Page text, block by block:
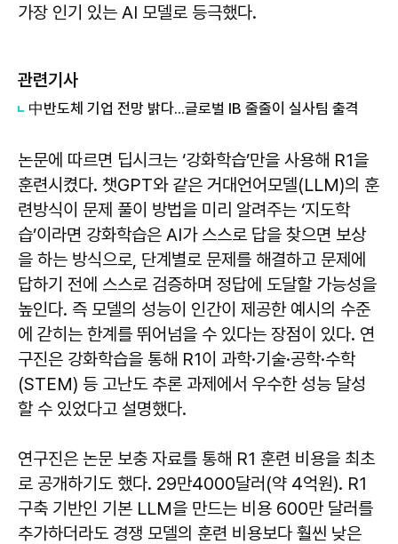
가장 인기 있는 AI 모델로 등극했다.
관련기사
中반도체 기업 전망 밝다...글로벌 IB 줄줄이 실사팀 출격
논문에 따르면 딥시크는 ‘강화학습’만을 사용해 R1을
훈련시켰다. 챗GPT와 같은 거대언어모델(LLM)의 훈
련방식이 문제 풀이 방법을 미리 알려주는 ‘지도학
습’이라면 강화학습은 AI가 스스로 답을 찾으면 보상
을 하는 방식으로, 단계별로 문제를 해결하고 문제에
답하기 전에 스스로 검증하며 정답에 도달할 가능성을
높인다. 즉 모델의 성능이 인간이 제공한 예시의 수준
에 갇히는 한계를 뛰어넘을 수 있다는 장점이 있다. 연
구진은 강화학습을 통해 R1이 과학·기술·공학·수학
(STEM) 등 고난도 추론 과제에서 우수한 성능 달성
할 수 있었다고 설명했다.
연구진은 논문 보충 자료를 통해 R1 훈련 비용을 최초
로 공개하기도 했다. 29만4000달러(약 4억원). R1
구축 기반인 기본 LLM을 만드는 비용 600만 달러를
추가하더라도 경쟁 모델의 훈련 비용보다 훨씬 낮은